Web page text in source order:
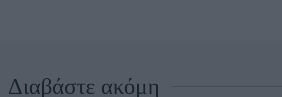
Διαβάστε ακόμη